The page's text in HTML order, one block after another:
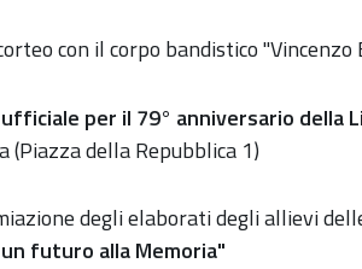
con il corpo bandistico "Vincenzo
per il 79° anniversario della
(Piazza della Repubblica 1)
degli elaborati degli allievi
futuro alla Memoria"